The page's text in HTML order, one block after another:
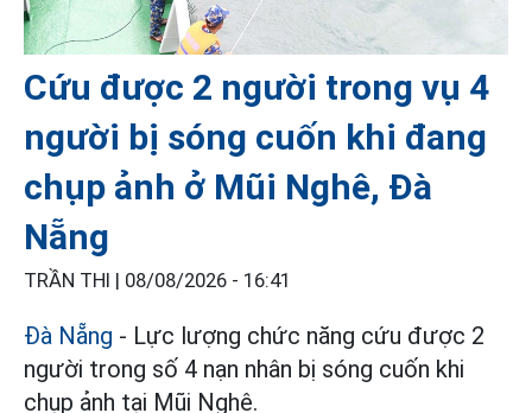
Cứu được 2 người trong vụ 4
người bị sóng cuốn khi đang
chụp ảnh ở Mũi Nghê, Đà
Nẵng
TRẦN THI | 08/08/2026 - 16:41
Đà Nẵng - Lực lượng chức năng cứu được 2
người trong số 4 nạn nhân bị sóng cuốn khi
chụp ảnh tại Mũi Nghê.